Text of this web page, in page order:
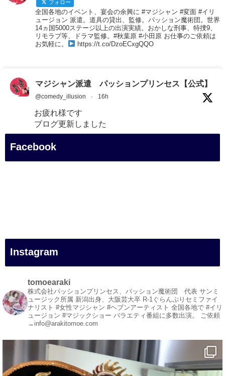
フォロー
全国各地のイベント、宴会の余興に #マジシャン #変面 #イリ
ュージョン 派遣。道具の貸出、監修。パッション魔術団。世界
14ヵ国5000ステージ以上の出演実績。おかしな刑事、特捜9、
リモラブ等、ドラマ監修。#秋葉原 #小田原 お仕事のご依頼は
お気軽に。
https://t.co/DzoECxgQQO
マジシャン派遣 パッションプリンセス【公式】
@comedy_illusion · 16h
お疲れ様です
ブログ更新しました
「マジシャン和歌山旅 白浜町・白良湯」
#白浜町
#変面ショー
#イベント
#宴会
#余興
1 3 X
マジシャン派遣 パッションプリンセス【公式】
@comedy_illusion · 7 8月
Facebook
Instagram
tomoearaki
株式会社パッションプリンセス、パッション魔術団 代表 サンミ
ュージック所属 新潟出身、大阪芸大卒 R-1ぐらんぷりセミファイ
ナリスト #女性マジシャン #ヘブンアーティスト 全国各地で #イリ
ュージョン #マジックショー バラエティ番組に多数出演。 ご依頼
→info@arakitomoe.com